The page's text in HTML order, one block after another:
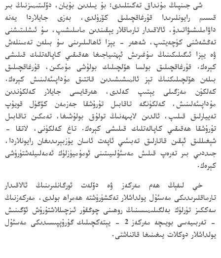
شى جىنپىڭ مۇنداق تەكىتلىدى: بۇ يىلدىن بۇيان، دۆلىتىمىزنىڭ بىر
قىسىم رايونلىرىدا قۇرغاقچىلىق كۆرۈلدى، بەزى جايلاردا يەنە
داۋاملىشىۋاتىدۇ، ئالاقىدار تارماقلار يېقىندىن ماسلىشىپ، سۇ ئىشلىتىشنى
تەڭشەشنى كۈچەيتىپ، شەھەر - يېزا ئاھالىلىرىنى سۇ بىلەن تەمىنلەش
ۋە يېزا ئىگىلىكىنىڭ سۇغىرىش ئېھتىياجىغا ھەقىقىي كاپالەتلىك قىلىشى
كېرەك. قۇرغاقچىلىق بولسا ھۆلچىلىك بولۇشى مۇمكىن، قۇرغاقچىلىق
بىلەن ھۆلچىلىكنىڭ تېز ئالمىشىشىدىن قاتتىق مۇداپىئەلىنىش كېرەك.
كەلكۈن مەزگىلى يېتىپ كەلدى، ھەرقايسى جايلار كەلكۈندىن
مۇداپىئەلىنىش، كەلكۈنگە تاقابىل تۇرۇشقا جەزمەن كۆڭۈل قويۇپ
تەييارلىق قىلىپ، ئالدىن لايىھەنىڭ تولۇق بولۇشىغا، تەمكىن تاقابىل
تۇرۇشقا ھەقىقىي كاپالەتلىك قىلىشى كېرەك. تاغ كەلكۈنى، لاتقا -
شېغىللىق ئېقىن قاتارلىق تەبىئىي ئاپەت ئاسان يۈزبېرىدىغان رايونلاردا،
جىددىي بىر تەرەپ قىلىش مەسئۇلىيىتىنى ئومۇميۈزلۈك ئەمەلىيلەشتۈرۈشى
كېرەك.
خې لىفېڭ ھەم مەركەز ۋە دۆلەت ئورگانلىرىنىڭ ئالاقىدار
تارماقلىرىدىكى مەسئۇل يولداشلار تەكشۈرۈشتە ھەمراھ بولدى، مەركەزنىڭ
سەككىز تۈرلۈك بەلگىلىمىسىنىڭ روھىنى چوڭقۇر ئىزچىللاشتۇرۇش ئۆگىنىش
- تەربىيەسى بويىچە مەركەز 2 - يېتەكچىلىك گۇرۇپپىسىدىكى مەسئۇل
يولداشلار دوكلات يىغىنىغا قاتناشتى.